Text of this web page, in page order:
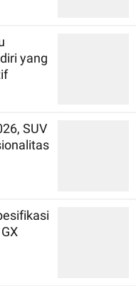
yang
SUV